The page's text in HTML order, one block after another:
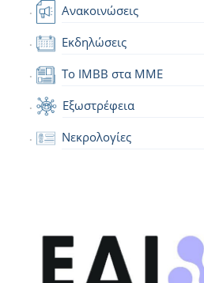
Ανακοινώσεις
Εκδηλώσεις
Το IMBB στα ΜΜΕ
Εξωστρέφεια
Νεκρολογίες